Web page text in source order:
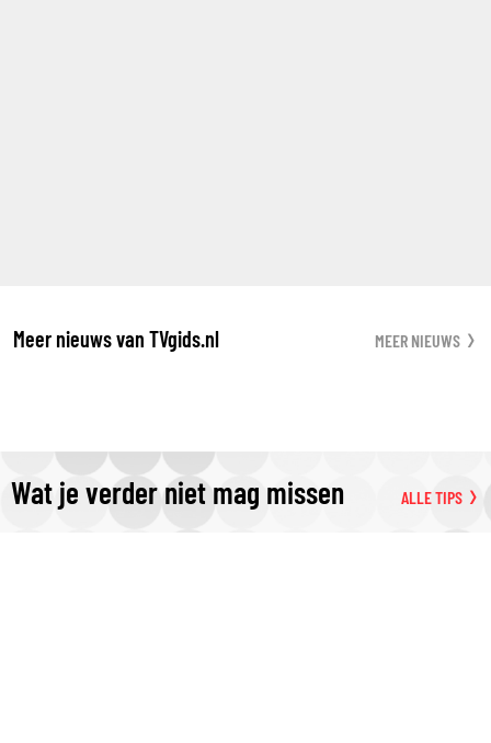
Meer nieuws van TVgids.nl MEER NIEUWS
Wat je verder niet mag missen ALLE TIPS